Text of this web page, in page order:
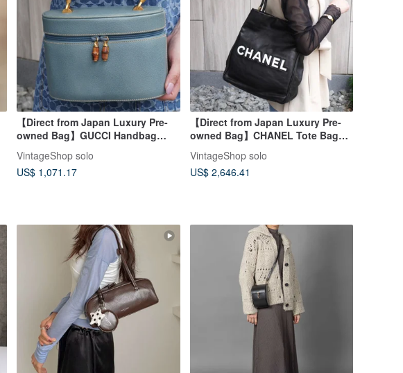
【Direct from Japan Luxury Pre-
owned Bag】GUCCI Handbag
vintage Old 8rhwf4
VintageShop solo
US$ 1,071.17
【Direct from Japan Luxury Pre-
owned Bag】CHANEL Tote Bag
Leather Lamb vintage 3raaj5
VintageShop solo
US$ 2,646.41